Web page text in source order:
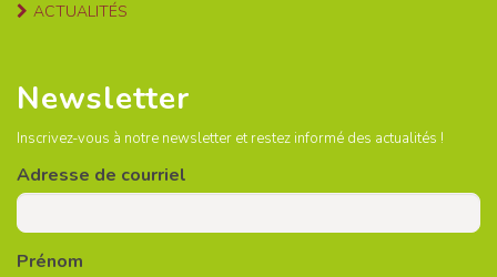
ACTUALITÉS
Newsletter
Inscrivez-vous à notre newsletter et restez informé des actualités !
Adresse de courriel
Prénom